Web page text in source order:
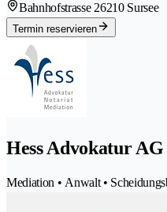
Bahnhofstrasse 26210 Sursee
Termin reservieren
Hess Advokatur AG
Mediation • Anwalt •